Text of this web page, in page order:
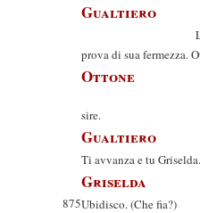
Gualtiero
prova di sua fermezza.
Ottone
sire.
Gualtiero
Ti avvanza e tu
Griselda
875Ubidisco. (Che fia?)